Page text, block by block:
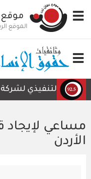
إلى
المحتوى
Toggle
navigation
الموقع
Toggle
navigation
التنفيذي لشركة
مساعي لإيجاد
الأردن